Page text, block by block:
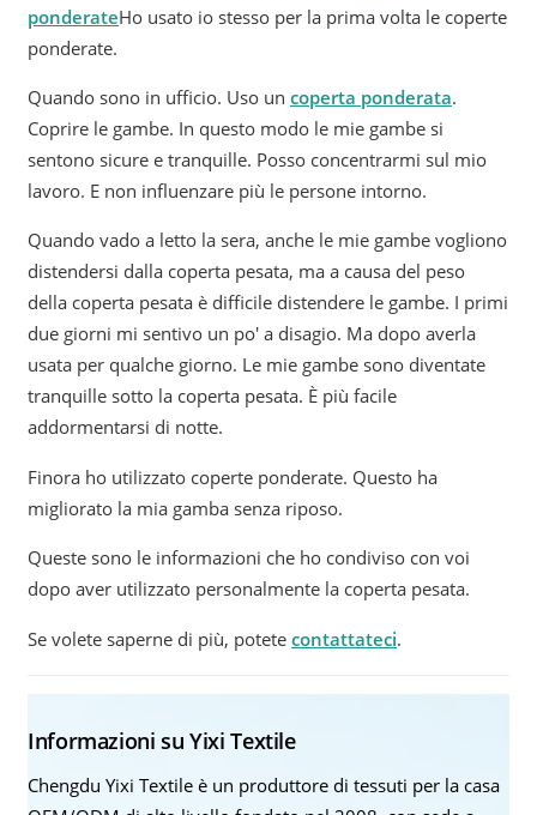
ponderateHo usato io stesso per la prima volta le coperte
ponderate.
Quando sono in ufficio. Uso uncoperta ponderata.
Coprire le gambe. In questo modo le mie gambe si
sentono sicure e tranquille. Posso concentrarmi sul mio
lavoro. E non influenzare più le persone intorno.
Quando vado a letto la sera, anche le mie gambe vogliono
distendersi dalla coperta pesata, ma a causa del peso
della coperta pesata è difficile distendere le gambe. I primi
due giorni mi sentivo un po' a disagio. Ma dopo averla
usata per qualche giorno. Le mie gambe sono diventate
tranquille sotto la coperta pesata. È più facile
addormentarsi di notte.
Finora ho utilizzato coperte ponderate. Questo ha
migliorato la mia gamba senza riposo.
Queste sono le informazioni che ho condiviso con voi
dopo aver utilizzato personalmente la coperta pesata.
Se volete saperne di più, potetecontattateci.
Informazioni su Yixi Textile
Chengdu Yixi Textile è un produttore di tessuti per la casa